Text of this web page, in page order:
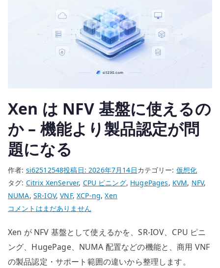
新
で
見
落
と
し
て
は
い
な
い
設
Xen は NFV 基盤に使えるの
か – 機能より製品認定が問
題になる
作者: si62512548投稿日:2026年7月14日カテゴリー: 仮想化
タグ: Citrix XenServer, CPU ピニング, HugePages, KVM, NFV,
NUMA, SR-IOV,VNF,XCP-ng,Xen
Xen
NFV
基
盤
コメントはまだありません
Xen が NFV 基盤として使えるかを、SR-IOV、CPU ピニ
ング、HugePage、NUMA 配置などの機能と、商用 VNF
の製品認定・サポート範囲の違いから整理します。